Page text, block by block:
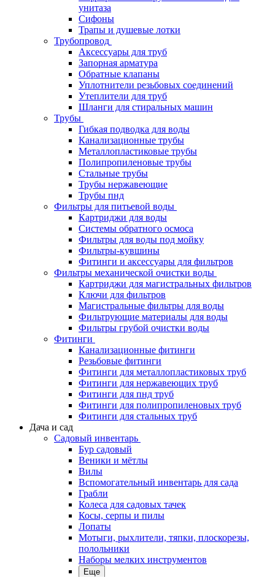
унитаза
Сифоны
Трапы и душевые лотки
Трубопровод
Аксессуары для труб
Запорная арматура
Обратные клапаны
Уплотнители резьбовых соединений
Утеплители для труб
Шланги для стиральных машин
Трубы
Гибкая подводка для воды
Канализационные трубы
Металлопластиковые трубы
Полипропиленовые трубы
Стальные трубы
Трубы нержавеющие
Трубы пнд
Фильтры для питьевой воды
Картриджи для воды
Системы обратного осмоса
Фильтры для воды под мойку
Фильтры-кувшины
Фитинги и аксессуары для фильтров
Фильтры механической очистки воды
Картриджи для магистральных фильтров
Ключи для фильтров
Магистральные фильтры для воды
Фильтрующие материалы для воды
Фильтры грубой очистки воды
Фитинги
Канализационные фитинги
Резьбовые фитинги
Фитинги для металлопластиковых труб
Фитинги для нержавеющих труб
Фитинги для пнд труб
Фитинги для полипропиленовых труб
Фитинги для стальных труб
Дача и сад
Садовый инвентарь
Бур садовый
Веники и мётлы
Вилы
Вспомогательный инвентарь для сада
Грабли
Колеса для садовых тачек
Косы, серпы и пилы
Лопаты
Мотыги, рыхлители, тяпки, плоскорезы,
полольники
Наборы мелких инструментов
Еще